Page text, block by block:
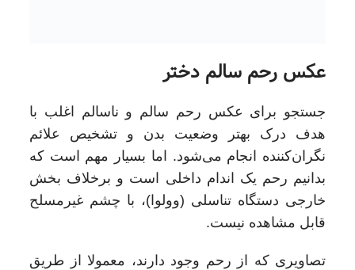
عکس رحم سالم دختر
جستجو برای عکس رحم سالم و ناسالم اغلب با
هدف درک بهتر وضعیت بدن و تشخیص علائم
نگران‌کننده انجام می‌شود. اما بسیار مهم است که
بدانیم رحم یک اندام داخلی است و برخلاف بخش
خارجی دستگاه تناسلی (وولوا)، با چشم غیرمسلح
قابل مشاهده نیست.
تصاویری که از رحم وجود دارند، معمولا از طریق